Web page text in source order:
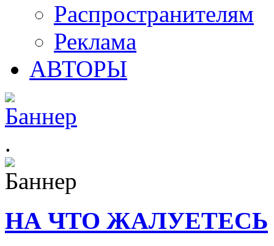
Распространителям
Реклама
АВТОРЫ
.
НА ЧТО ЖАЛУЕТЕСЬ